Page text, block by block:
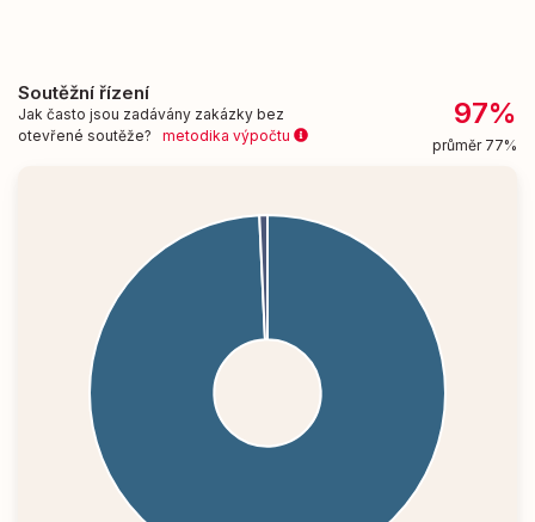
Soutěžní řízení
Jak často jsou zadávány zakázky bez
otevřené soutěže? metodika výpočtu
97%
průměr 77%